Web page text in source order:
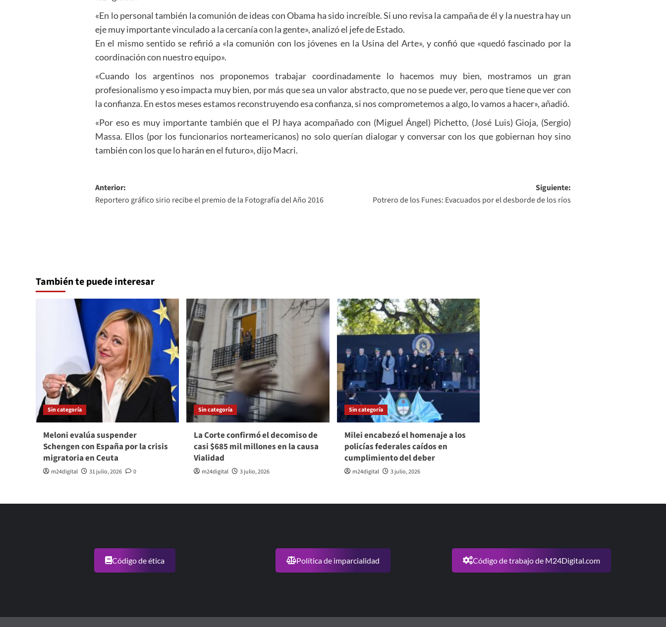
«En lo personal también la comunión de ideas con Obama ha sido increíble. Si uno revisa la campaña de él y la nuestra hay un
eje muy importante vinculado a la cercanía con la gente», analizó el jefe de Estado.
En el mismo sentido se refirió a «la comunión con los jóvenes en la Usina del Arte», y confió que «quedó fascinado por la
coordinación con nuestro equipo».
«Cuando los argentinos nos proponemos trabajar coordinadamente lo hacemos muy bien, mostramos un gran
profesionalismo y eso impacta muy bien, por más que sea un valor abstracto, que no se puede ver, pero que tiene que ver con
la confianza. En estos meses estamos reconstruyendo esa confianza, si nos comprometemos a algo, lo vamos a hacer», añadió.
«Por eso es muy importante también que el PJ haya acompañado con (Miguel Ángel) Pichetto, (José Luis) Gioja, (Sergio)
Massa. Ellos (por los funcionarios norteamericanos) no solo querían dialogar y conversar con los que gobiernan hoy sino
también con los que lo harán en el futuro», dijo Macri.
Navegación
de
Anterior:
Reportero gráfico sirio recibe el premio de la Fotografía del Año 2016
Siguiente:
Potrero de los Funes: Evacuados por el desborde de los ríos
También te puede interesar
Sin categoría
Meloni evalúa suspender
Schengen con España por la crisis
migratoria en Ceuta
m24digital 31 julio, 2026 0
Sin categoría
La Corte confirmó el decomiso de
casi $685 mil millones en la causa
Vialidad
m24digital 3 julio, 2026
Sin categoría
Milei encabezó el homenaje a los
policías federales caídos en
cumplimiento del deber
m24digital 3 julio, 2026
Código de ética Política de imparcialidad Código de trabajo de M24Digital.com